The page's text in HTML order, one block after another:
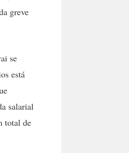
greve
se
está
salarial
total de